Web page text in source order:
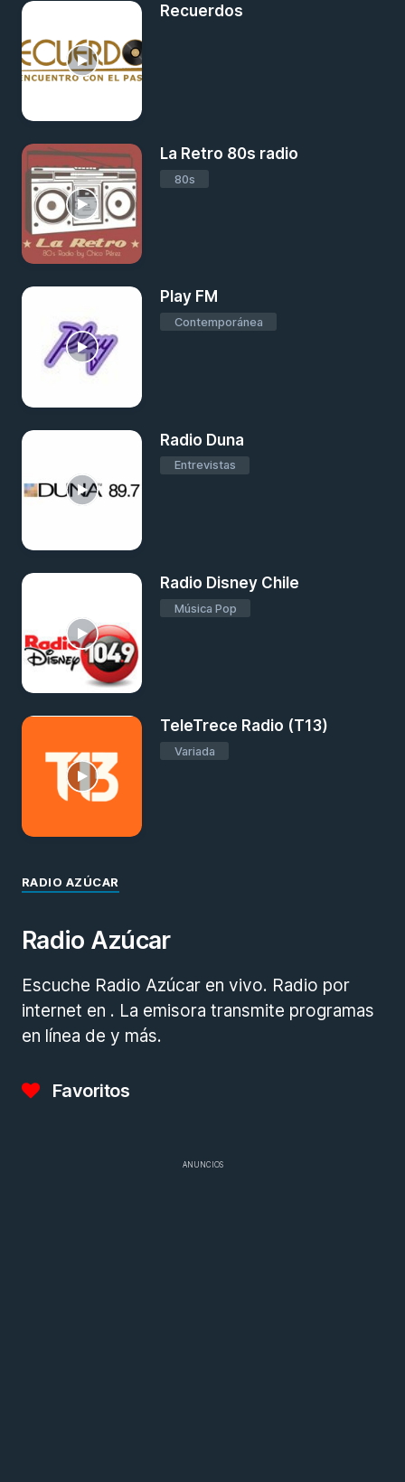
Recuerdos
La Retro 80s radio
80s
Play FM
Contemporánea
Radio Duna
Entrevistas
Radio Disney Chile
Música Pop
TeleTrece Radio (T13)
Variada
RADIO AZÚCAR
Radio Azúcar
Escuche Radio Azúcar en vivo. Radio por
internet en . La emisora transmite programas
en línea de y más.
Favoritos
ANUNCIOS